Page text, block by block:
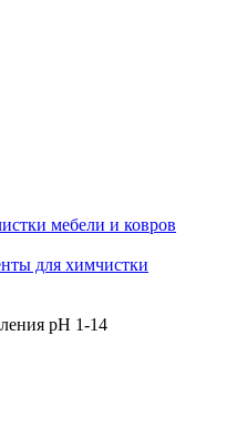
мебели и ковров
для химчистки
pH 1-14